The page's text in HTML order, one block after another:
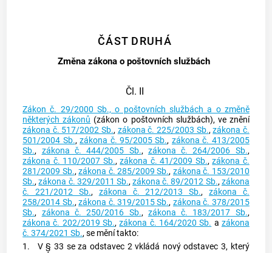
ČÁST DRUHÁ
Změna zákona o poštovních službách
Čl. II
Zákon č. 29/2000 Sb., o poštovních službách a o změně
některých zákonů (zákon o poštovních službách), ve znění
zákona č. 517/2002 Sb., zákona č. 225/2003 Sb.,zákona č.
501/2004 Sb.,zákona č. 95/2005 Sb., zákona č. 413/2005
Sb., zákona č. 444/2005 Sb., zákona č. 264/2006 Sb.,
zákona č. 110/2007 Sb.,zákona č. 41/2009 Sb.,zákona č.
281/2009 Sb.,zákona č. 285/2009 Sb., zákona č. 153/2010
Sb.,zákona č. 329/2011 Sb.,zákona č. 89/2012 Sb.,zákona
č. 221/2012 Sb., zákona č. 212/2013 Sb., zákona č.
258/2014 Sb.,zákona č. 319/2015 Sb., zákona č. 378/2015
Sb., zákona č. 250/2016 Sb., zákona č. 183/2017 Sb.,
zákona č. 202/2019 Sb.,zákona č. 164/2020 Sb. a zákona
č. 374/2021 Sb., se mění takto:
1.
V § 33 se za odstavec 2 vkládá nový odstavec 3, který